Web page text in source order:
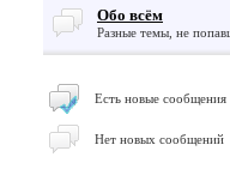
Обо всём
Разные темы, не
Есть новые сообщения
Нет новых сообщений